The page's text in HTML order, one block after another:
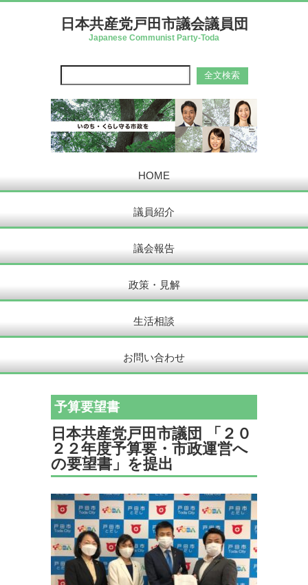
日本共産党戸田市議会議員団
Japanese Communist Party-Toda
HOME
議員紹介
議会報告
政策・見解
生活相談
お問い合わせ
予算要望書
日本共産党戸田市議団 「２０
２２年度予算要・市政運営へ
の要望書」を提出